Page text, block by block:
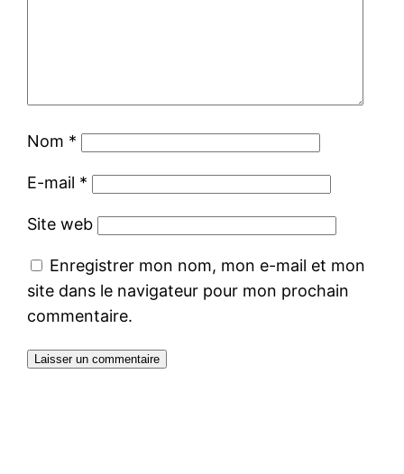
Nom *
E-mail *
Site web
Enregistrer mon nom, mon e-mail et mon
site dans le navigateur pour mon prochain
commentaire.